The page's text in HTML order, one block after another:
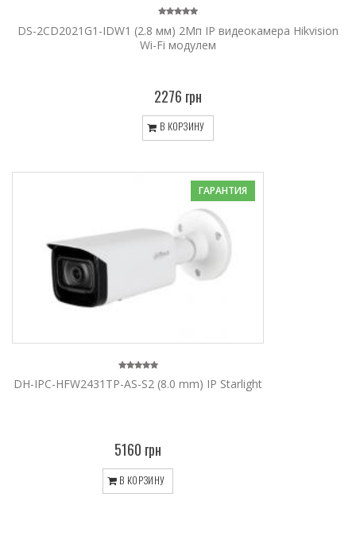
DS-2CD2021G1-IDW1 (2.8 мм) 2Мп IP видеокамера Hikvision
Wi-Fi модулем
2276 грн
В КОРЗИНУ
ГАРАНТИЯ
DH-IPC-HFW2431TP-AS-S2 (8.0 mm) IP Starlight
5160 грн
В КОРЗИНУ